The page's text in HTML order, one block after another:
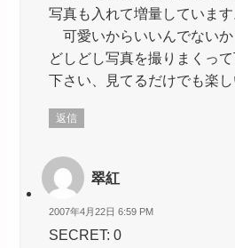
写真も入れて増量しています
可愛いからいいんでないか
どしどし写真を撮りまくっ
下さい、見てるだけでも楽し
返信
翠紅
2007年4月22日 6:59 PM
SECRET: 0